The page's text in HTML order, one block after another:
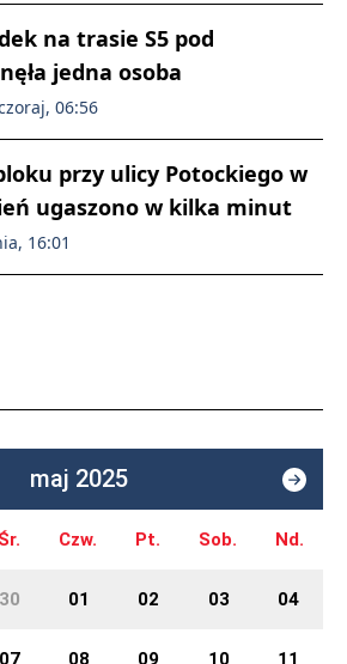
na trasie S5 pod
jedna osoba
06:56
przy ulicy Potockiego w
ugaszono w kilka minut
16:01
maj 2025
Śr. Czw. Pt. Sob. Nd.
30 01 02 03 04
07 08 09 10 11